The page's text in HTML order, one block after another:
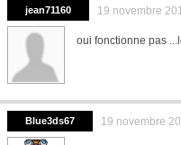
jean71160 19 novembre
oui fonctionne pas
Blue3ds67 19 novembre